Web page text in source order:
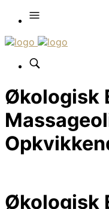
Økologisk
Økologisk